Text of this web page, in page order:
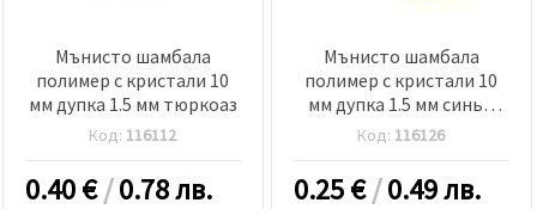
Мънисто шамбала
полимер с кристали 10
мм дупка 1.5 мм тюркоаз
Код: 116112
0.40€/0.78 лв.
Мънисто шамбала
полимер с кристали 10
мм дупка 1.5 мм синьо
тъмно
Код: 116126
0.25€/0.49 лв.